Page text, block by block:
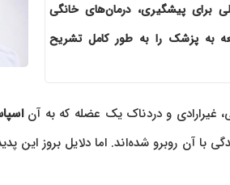
برای پیشگیری، درمان‌های خانگی
به پزشک را به طور کامل تشریح
غیرارادی و دردناک یک عضله که به آن
با آن روبرو شده‌اند. اما دلایل بروز